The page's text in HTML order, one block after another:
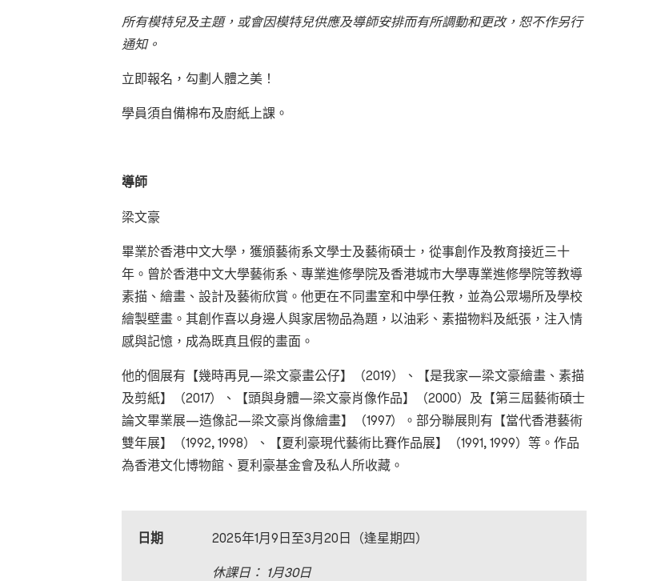
所有模特兒及主題，或會因模特兒供應及導師安排而有所調動和更改，恕不作另行
通知。
立即報名，勾劃人體之美！
學員須自備棉布及廚紙上課。
導師
梁文豪
畢業於香港中文大學，獲頒藝術系文學士及藝術碩士，從事創作及教育接近三十
年。曾於香港中文大學藝術系、專業進修學院及香港城市大學專業進修學院等教導
素描、繪畫、設計及藝術欣賞。他更在不同畫室和中學任教，並為公眾場所及學校
繪製壁畫。其創作喜以身邊人與家居物品為題，以油彩、素描物料及紙張，注入情
感與記憶，成為既真且假的畫面。
他的個展有【幾時再見—梁文豪畫公仔】（2019）、【是我家—梁文豪繪畫、素描
及剪紙】（2017）、【頭與身體—梁文豪肖像作品】（2000）及【第三屆藝術碩士
論文畢業展—造像記—梁文豪肖像繪畫】（1997）。部分聯展則有【當代香港藝術
雙年展】（1992, 1998）、【夏利豪現代藝術比賽作品展】（1991, 1999）等。作品
為香港文化博物館、夏利豪基金會及私人所收藏。
日期 2025年1月9日至3月20日（逢星期四）
休課日： 1月30日